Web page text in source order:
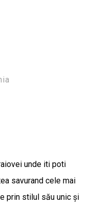
unde iti poti
savurand cele mai
prin stilul său unic și